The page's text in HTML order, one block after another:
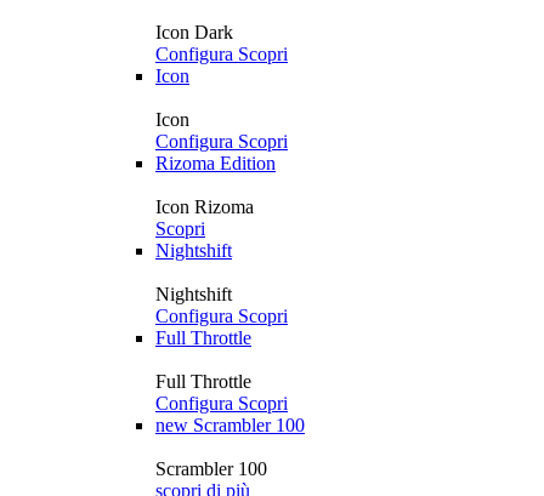
Icon Dark
Configura Scopri
Icon
Icon
Configura Scopri
Rizoma Edition
Icon Rizoma
Scopri
Nightshift
Nightshift
Configura Scopri
Full Throttle
Full Throttle
Configura Scopri
new Scrambler 100
Scrambler 100
scopri di più